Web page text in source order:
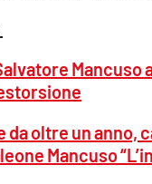
Mancuso
da oltre un anno,
Mancuso